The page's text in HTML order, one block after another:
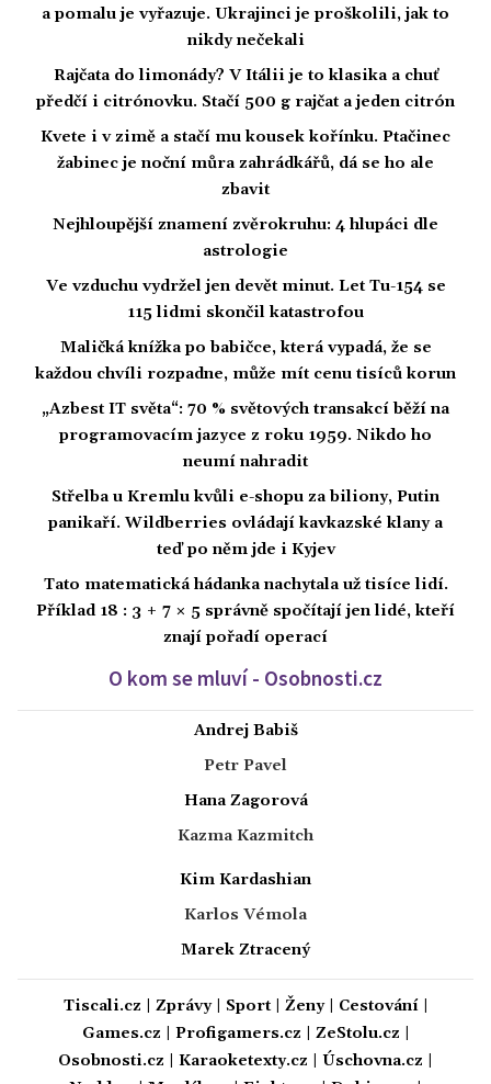
a pomalu je vyřazuje. Ukrajinci je proškolili, jak to
nikdy nečekali
Rajčata do limonády? V Itálii je to klasika a chuť
předčí i citrónovku. Stačí 500 g rajčat a jeden citrón
Kvete i v zimě a stačí mu kousek kořínku. Ptačinec
žabinec je noční můra zahrádkářů, dá se ho ale
zbavit
Nejhloupější znamení zvěrokruhu: 4 hlupáci dle
astrologie
Ve vzduchu vydržel jen devět minut. Let Tu-154 se
115 lidmi skončil katastrofou
Maličká knížka po babičce, která vypadá, že se
každou chvíli rozpadne, může mít cenu tisíců korun
„Azbest IT světa“: 70 % světových transakcí běží na
programovacím jazyce z roku 1959. Nikdo ho
neumí nahradit
Střelba u Kremlu kvůli e-shopu za biliony, Putin
panikaří. Wildberries ovládají kavkazské klany a
teď po něm jde i Kyjev
Tato matematická hádanka nachytala už tisíce lidí.
Příklad 18 : 3 + 7 × 5 správně spočítají jen lidé, kteří
znají pořadí operací
O kom se mluví - Osobnosti.cz
Andrej Babiš
Petr Pavel
Hana Zagorová
Kazma Kazmitch
Kim Kardashian
Karlos Vémola
Marek Ztracený
Tiscali.cz Zprávy| Sport| Ženy| Cestování|
Games.cz
Profigamers.cz ZeStolu.cz
Osobnosti.cz
Karaoketexty.cz Úschovna.cz